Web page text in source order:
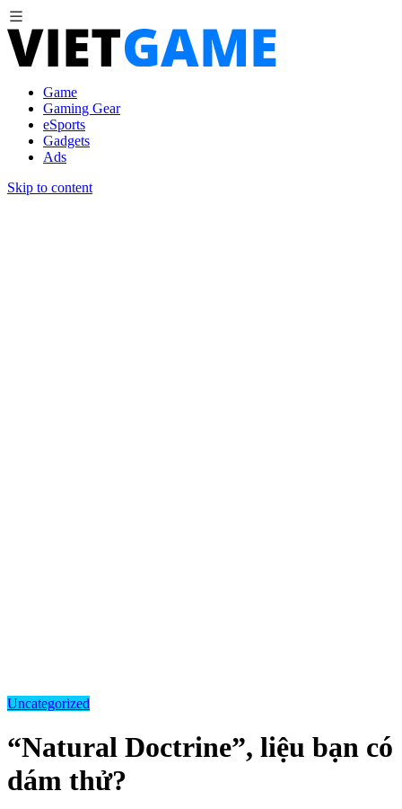
Game
Gaming Gear
eSports
Gadgets
Ads
Skip to content
Uncategorized
“Natural Doctrine”, liệu bạn có
dám thử?